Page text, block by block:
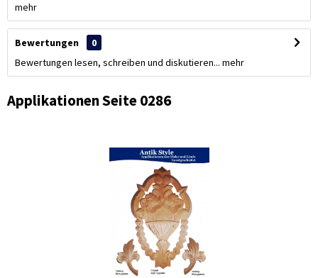
mehr
Bewertungen
0
Bewertungen lesen, schreiben und diskutieren... mehr
Applikationen Seite 0286